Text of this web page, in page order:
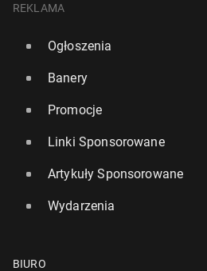
REKLAMA
Ogłoszenia
Banery
Promocje
Linki Sponsorowane
Artykuły Sponsorowane
Wydarzenia
BIURO